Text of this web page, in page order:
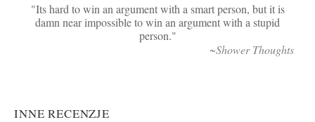
Its hard to win an argument with a smart person, but it is
damn near impossible to win an argument with a stupid
person.
~Shower Thoughts
INNE RECENZJE